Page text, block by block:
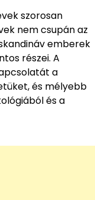
szorosan
nem csupán az
emberek
részei. A
a
és mélyebb
és a